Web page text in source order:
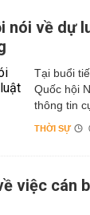
nói về dự
Tại buổi
Quốc hội
thông tin
THỜI SỰ
việc cán